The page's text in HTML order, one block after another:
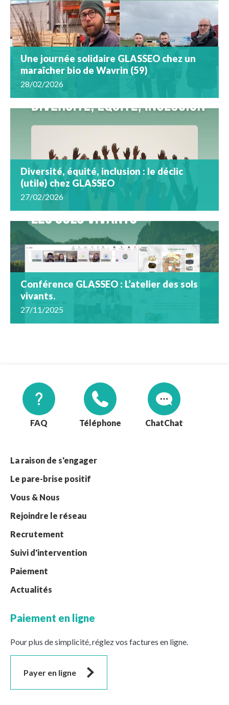
Une journée solidaire GLASSEO chez un
maraîcher bio de Wavrin (59)
28/02/2026
Diversité, équité, inclusion : le déclic
(utile) chez GLASSEO
27/02/2026
Conférence GLASSEO : L’atelier des sols
vivants.
27/11/2025
FAQ Téléphone Chat
La raison de s'engager
Le pare-brise positif
Vous & Nous
Rejoindre le réseau
Recrutement
Suivi d'intervention
Paiement
Actualités
Paiement en ligne
Pour plus de simplicité, réglez vos factures en ligne.
Payer en ligne